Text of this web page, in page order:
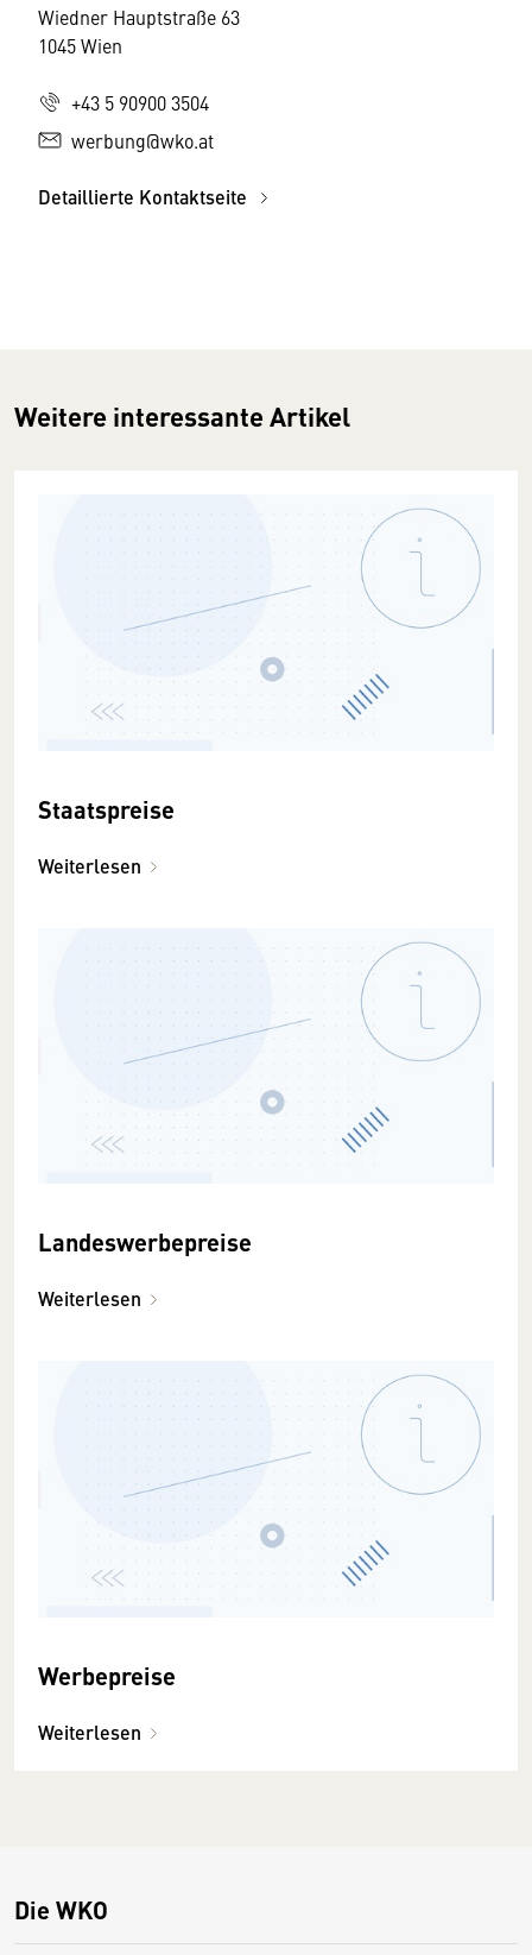
Wiedner Hauptstraße 63
1045 Wien
+43 5 90900 3504
werbung@wko.at
Detaillierte Kontaktseite
Weitere interessante Artikel
Staatspreise
Weiterlesen
Landeswerbepreise
Weiterlesen
Werbepreise
Weiterlesen
Die WKO